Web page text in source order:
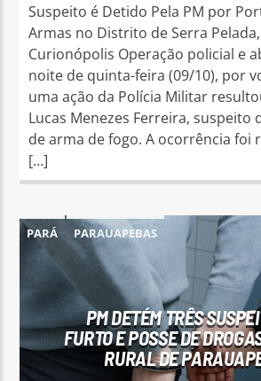
Suspeito é Detido Pela PM por
Armas no Distrito de Serra
Curionópolis Operação policial e
noite de quinta-feira (09/10), por
uma ação da Polícia Militar
Lucas Menezes Ferreira, suspeito
de arma de fogo. A ocorrência foi
[…]
PARÁ PARAUAPEBAS
PM DETÉM TRÊS
FURTO E POSSE DE
RURAL DE